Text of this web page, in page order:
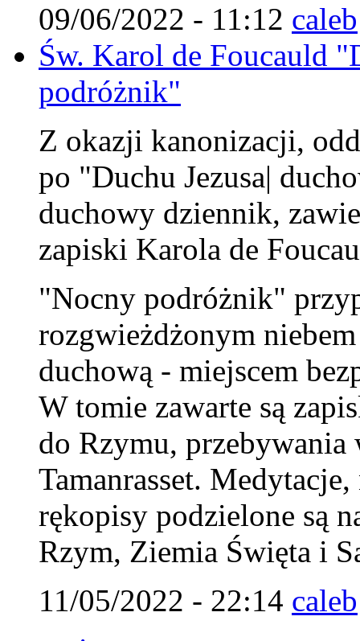
09/06/2022 - 11:12 caleb
Św. Karol de Foucauld
podróżnik"
Z okazji kanonizacji,
po "Duchu Jezusa|
duchowy dziennik,
zapiski Karola de
"Nocny podróżnik"
rozgwieżdżonym
duchową - miejscem
W tomie zawarte są
do Rzymu,
Tamanrasset.
rękopisy podzielone są
Rzym, Ziemia Święta i
11/05/2022 - 22:14 caleb